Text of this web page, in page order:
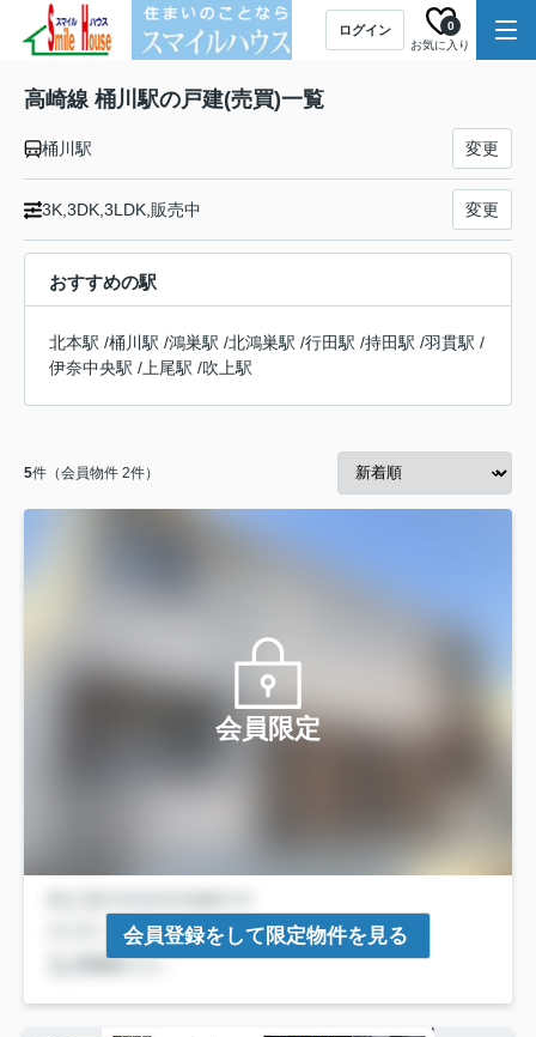
ログイン
お気に入り
0
高崎線 桶川駅の戸建(売買)一覧
桶川駅 変更
3K,3DK,3LDK,販売中 変更
おすすめの駅
北本駅 /桶川駅 /鴻巣駅 /北鴻巣駅 /行田駅 /持田駅 /羽貫駅 /
伊奈中央駅 / 上尾駅 /吹上駅
5件（会員物件 2件）
会員限定
会員登録をして限定物件を見る